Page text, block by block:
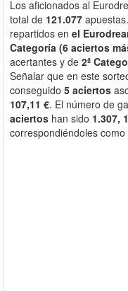
Los aficionados al
total de 121.077
repartidos en el
Categoría (6 aciertos
acertantes y de 2ª
Señalar que en este
conseguido 5 aciertos
107,11 €. El número de
aciertos han sido 1.307,
correspondiéndoles